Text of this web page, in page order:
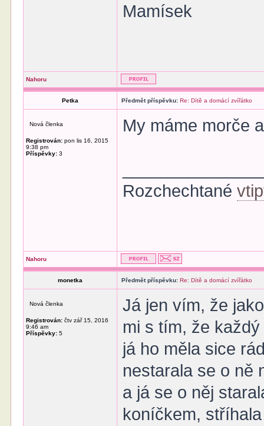
Mamísek
Nahoru
Petka Předmět příspěvku: Re: Dítě a domácí zvířátko
Nová členka
Registrován: pon lis 16, 2015
9:38 pm
Příspěvky: 3
My máme morče
Rozchechtané
Nahoru
monetka Předmět příspěvku: Re: Dítě a domácí zvířátko
Nová členka
Registrován: čtv zář 15, 2016
9:46 am
Příspěvky: 5
Já jen vím, že
mi s tím, že
já ho měla sice
nestarala se o ně
a já se o něj
koníčkem,